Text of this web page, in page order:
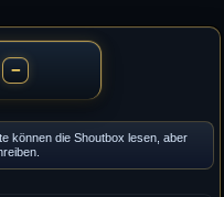
−
können die Shoutbox lesen, aber